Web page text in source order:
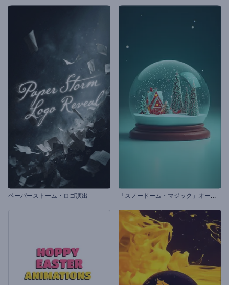
ペーパーストーム・ロゴ演出 「
スノードーム・マジック」オープニング動画